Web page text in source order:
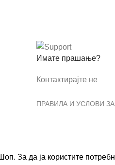
Имате прашање?
Контактирајте не
ПРАВИЛА И УСЛОВИ
За да ја користите